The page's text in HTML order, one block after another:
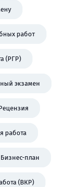
работ
(РГР)
экзамен
работа
Бизнес-план
(ВКР)